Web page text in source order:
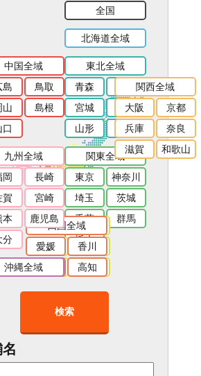
全国
北海道全域
東北全域
青森
宮城
秋田
山形
福島
関東全域
東京
神奈川
埼玉
茨城
千葉
群馬
栃木
東海全域
愛知
静岡
岐阜
三重
関西全域
大阪
京都
兵庫
奈良
滋賀
和歌山
中国全域
島
鳥取
山
島根
口
四国全域
愛媛
香川
徳島
高知
九州全域
岡
長崎
賀
宮崎
本
鹿児島
分
沖縄全域
検索